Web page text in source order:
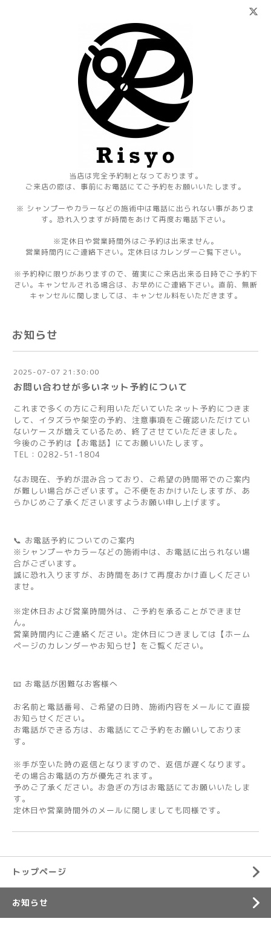
当店は完全予約制となっております。
ご来店の際は、事前にお電話にてご予約をお願いいたします。
※ シャンプーやカラーなどの施術中は電話に出られない事がありま
す。恐れ入りますが時間をあけて再度お電話下さい。
※定休日や営業時間外はご予約は出来ません。
営業時間内にご連絡下さい。定休日はカレンダーご覧下さい。
※予約枠に限りがありますので、確実にご来店出来る日時でご予約下
さい。キャンセルされる場合は、お早めにご連絡下さい。直前、無断
キャンセルに関しましては、キャンセル料をいただきます。
お知らせ
2025-07-07 21:30:00
お問い合わせが多いネット予約について
これまで多くの方にご利用いただいていたネット予約につきま
して、イタズラや架空の予約、注意事項をご確認いただけてい
ないケースが増えているため、終了させていただきました。
今後のご予約は【お電話】にてお願いいたします。
TEL：0282-51-1804
なお現在、予約が混み合っており、ご希望の時間帯でのご案内
が難しい場合がございます。ご不便をおかけいたしますが、あ
らかじめご了承くださいますようお願い申し上げます。
📞 お電話予約についてのご案内
※シャンプーやカラーなどの施術中は、お電話に出られない場
合がございます。
誠に恐れ入りますが、お時間をあけて再度おかけ直しください
ませ。
※定休日および営業時間外は、ご予約を承ることができませ
ん。
営業時間内にご連絡ください。定休日につきましては【ホーム
ページのカレンダーやお知らせ】をご覧ください。
📧 お電話が困難なお客様へ
お名前と電話番号、ご希望の日時、施術内容をメールにて直接
お知らせください。
お電話ができる方は、お電話にてご予約をお願いしておりま
す。
※手が空いた時の返信となりますので、返信が遅くなります。
その場合お電話の方が優先されます。
予めご了承ください。お急ぎの方はお電話にてお願いいたしま
す。
定休日や営業時間外のメールに関しましても同様です。
トップページ
お知らせ